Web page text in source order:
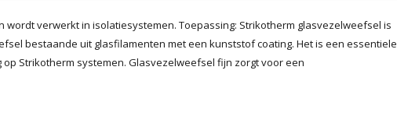
wordt verwerkt in isolatiesystemen. Toepassing: Strikotherm glasvezelweefsel is
bestaande uit glasfilamenten met een kunststof coating. Het is een essentiele
Strikotherm systemen. Glasvezelweefsel fijn zorgt voor een